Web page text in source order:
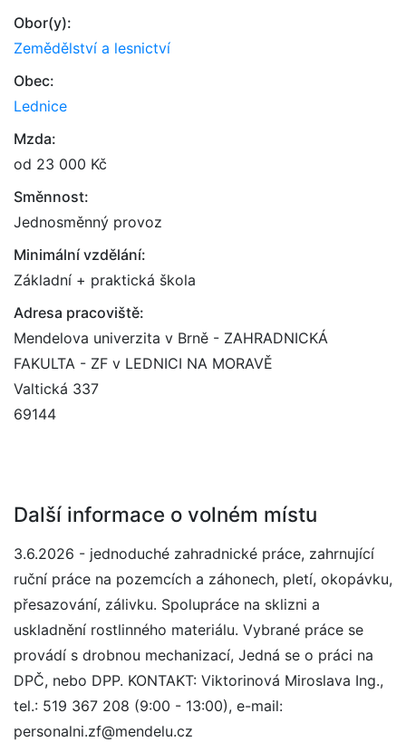
Obor(y):
Zemědělství a lesnictví
Obec:
Lednice
Mzda:
od 23 000 Kč
Směnnost:
Jednosměnný provoz
Minimální vzdělání:
Základní + praktická škola
Adresa pracoviště:
Mendelova univerzita v Brně - ZAHRADNICKÁ
FAKULTA - ZF v LEDNICI NA MORAVĚ
Valtická 337
69144
Další informace o volném místu
3.6.2026 - jednoduché zahradnické práce, zahrnující
ruční práce na pozemcích a záhonech, pletí, okopávku,
přesazování, zálivku. Spolupráce na sklizni a
uskladnění rostlinného materiálu. Vybrané práce se
provádí s drobnou mechanizací, Jedná se o práci na
DPČ, nebo DPP. KONTAKT: Viktorinová Miroslava Ing.,
tel.: 519 367 208 (9:00 - 13:00), e-mail:
personalni.zf@mendelu.cz